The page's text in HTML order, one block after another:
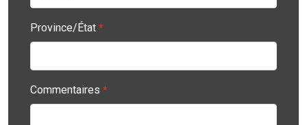
Province/État *
Commentaires *